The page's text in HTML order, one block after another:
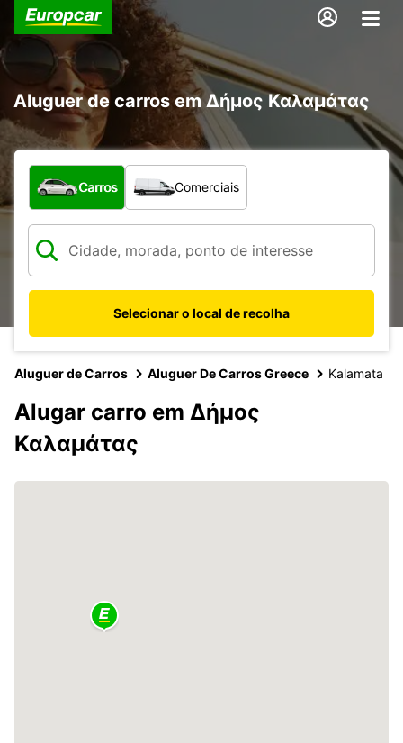
Aluguer de carros em Δήμος Καλαμάτας
Que tipo de veículo pretende?
Carros Comerciais
Selecionar o local de recolha
Aluguer de Carros Aluguer De Carros Greece Kalamata
Alugar carro em Δήμος
Καλαμάτας